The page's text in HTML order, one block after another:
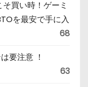
買い時！ゲーミ
を最安で手に入
68
要注意 ！
63